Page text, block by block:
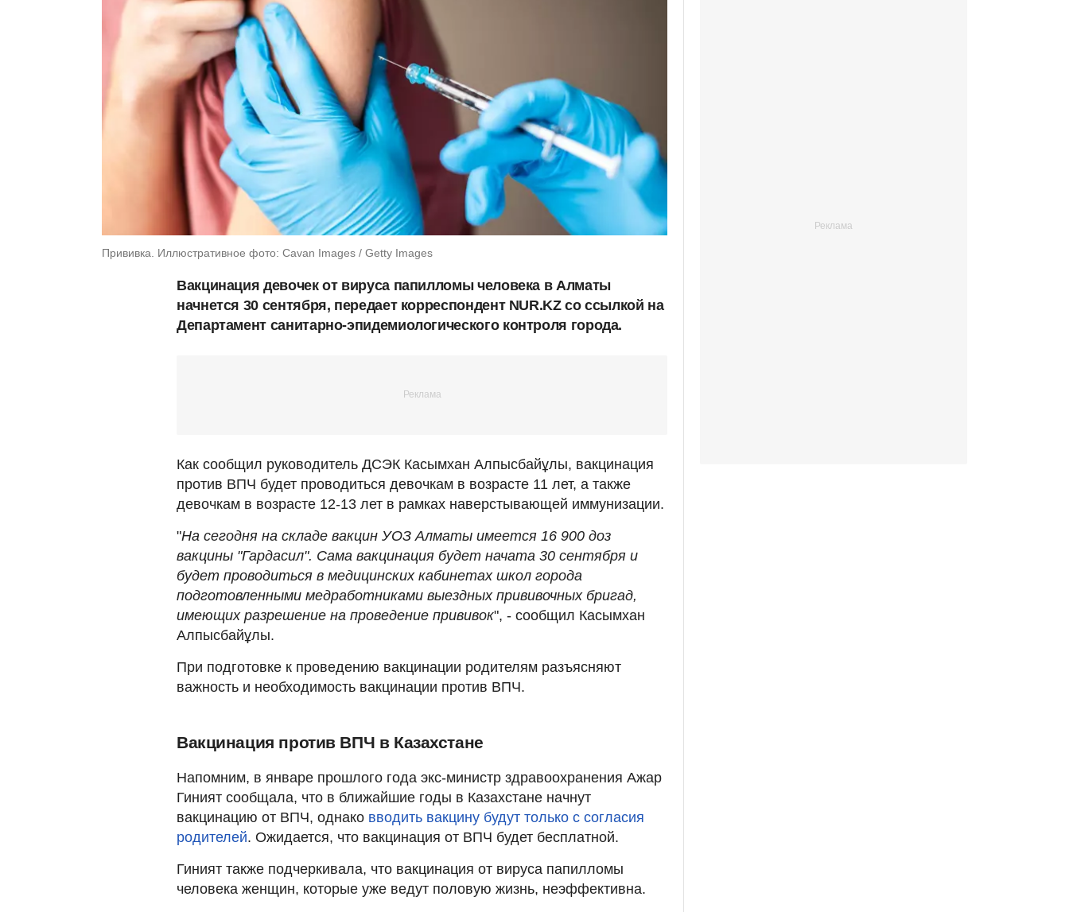
Прививка. Иллюстративное фото: Cavan Images / Getty Images
Вакцинация девочек от вируса папилломы человека в Алматы
начнется 30 сентября, передает корреспондент NUR.KZ со ссылкой на
Департамент санитарно-эпидемиологического контроля города.
Как сообщил руководитель ДСЭК Касымхан Алпысбайұлы, вакцинация
против ВПЧ будет проводиться девочкам в возрасте 11 лет, а также
девочкам в возрасте 12-13 лет в рамках наверстывающей иммунизации.
"На сегодня на складе вакцин УОЗ Алматы имеется 16 900 доз
вакцины "Гардасил". Сама вакцинация будет начата 30 сентября и
будет проводиться в медицинских кабинетах школ города
подготовленными медработниками выездных прививочных бригад,
имеющих разрешение на проведение прививок", - сообщил Касымхан
Алпысбайұлы.
При подготовке к проведению вакцинации родителям разъясняют
важность и необходимость вакцинации против ВПЧ.
Вакцинация против ВПЧ в Казахстане
Напомним, в январе прошлого года экс-министр здравоохранения Ажар
Гиният сообщала, что в ближайшие годы в Казахстане начнут
вакцинацию от ВПЧ, однако вводить вакцину будут только с согласия
родителей. Ожидается, что вакцинация от ВПЧ будет бесплатной.
Гиният также подчеркивала, что вакцинация от вируса папилломы
человека женщин, которые уже ведут половую жизнь, неэффективна.